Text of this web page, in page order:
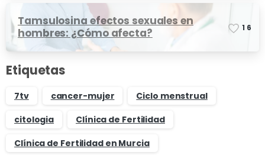
Tamsulosina efectos sexuales en
hombres: ¿Cómo afecta?
1 6
Etiquetas
7tv cancer-mujer
Ciclo menstrual
citologia
Clínica de Fertilidad
Clínica de Fertilidad en Murcia